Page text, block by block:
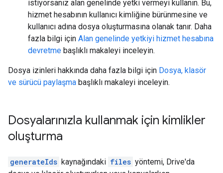
istiyorsanız alan genelinde yetki vermeyi kullanın. Bu,
hizmet hesabının kullanıcı kimliğine bürünmesine ve
kullanıcı adına dosya oluşturmasına olanak tanır. Daha
fazla bilgi için Alan genelinde yetkiyi hizmet hesabına
devretme başlıklı makaleyi inceleyin.
Dosya izinleri hakkında daha fazla bilgi için Dosya, klasör
ve sürücü paylaşma başlıklı makaleyi inceleyin.
Dosyalarınızla kullanmak için kimlikler
oluşturma
generateIds kaynağındaki files yöntemi, Drive'da